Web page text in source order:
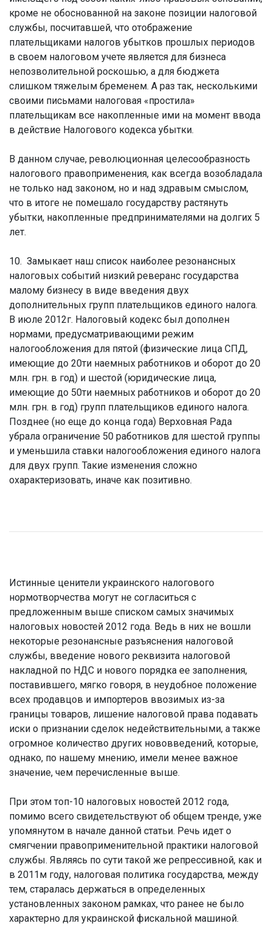
кроме не обоснованной на законе позиции налоговой
службы, посчитавшей, что отображение
плательщиками налогов убытков прошлых периодов
в своем налоговом учете является для бизнеса
непозволительной роскошью, а для бюджета
слишком тяжелым бременем. А раз так, несколькими
своими письмами налоговая «простила»
плательщикам все накопленные ими на момент ввода
в действие Налогового кодекса убытки.
В данном случае, революционная целесообразность
налогового правоприменения, как всегда возобладала
не только над законом, но и над здравым смыслом,
что в итоге не помешало государству растянуть
убытки, накопленные предпринимателями на долгих 5
лет.
10. Замыкает наш список наиболее резонансных
налоговых событий низкий реверанс государства
малому бизнесу в виде введения двух
дополнительных групп плательщиков единого налога.
В июле 2012г. Налоговый кодекс был дополнен
нормами, предусматривающими режим
налогообложения для пятой (физические лица СПД,
имеющие до 20ти наемных работников и оборот до 20
млн. грн. в год) и шестой (юридические лица,
имеющие до 50ти наемных работников и оборот до 20
млн. грн. в год) групп плательщиков единого налога.
Позднее (но еще до конца года) Верховная Рада
убрала ограничение 50 работников для шестой группы
и уменьшила ставки налогообложения единого налога
для двух групп. Такие изменения сложно
охарактеризовать, иначе как позитивно.
Истинные ценители украинского налогового
нормотворчества могут не согласиться с
предложенным выше списком самых значимых
налоговых новостей 2012 года. Ведь в них не вошли
некоторые резонансные разъяснения налоговой
службы, введение нового реквизита налоговой
накладной по НДС и нового порядка ее заполнения,
поставившего, мягко говоря, в неудобное положение
всех продавцов и импортеров ввозимых из-за
границы товаров, лишение налоговой права подавать
иски о признании сделок недействительными, а также
огромное количество других нововведений, которые,
однако, по нашему мнению, имели менее важное
значение, чем перечисленные выше.
При этом топ-10 налоговых новостей 2012 года,
помимо всего свидетельствуют об общем тренде, уже
упомянутом в начале данной статьи. Речь идет о
смягчении правоприменительной практики налоговой
службы. Являясь по сути такой же репрессивной, как и
в 2011м году, налоговая политика государства, между
тем, старалась держаться в определенных
установленных законом рамках, что ранее не было
характерно для украинской фискальной машиной.